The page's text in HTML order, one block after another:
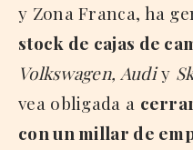
y Zona Franca, ha
stock de cajas de
Volkswagen, Audiy
vea obligada a
con un millar de